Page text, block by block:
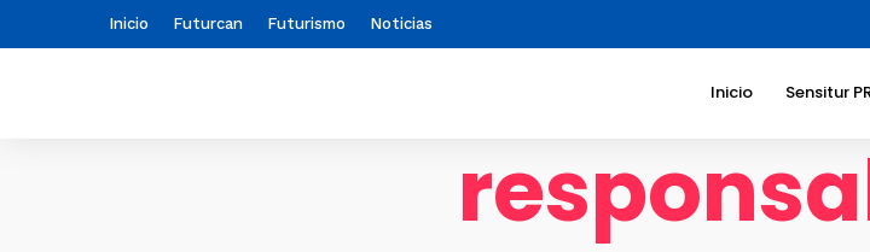
Inicio Futurcan Futurismo Noticias
Inicio Sensitur